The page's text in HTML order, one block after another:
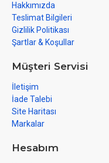
Hakkımızda
Teslimat Bilgileri
Gizlilik Politikası
Şartlar & Koşullar
Müşteri Servisi
İletişim
İade Talebi
Site Haritası
Markalar
Hesabım